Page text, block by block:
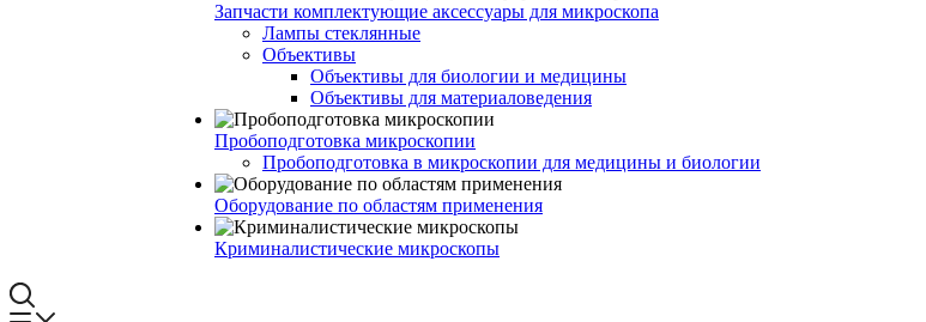
Запчасти комплектующие аксессуары для микроскопа
Лампы стеклянные
Объективы
Объективы для биологии и медицины
Объективы для материаловедения
Пробоподготовка микроскопии
Пробоподготовка в микроскопии для медицины и биологии
Оборудование по областям применения
Криминалистические микроскопы